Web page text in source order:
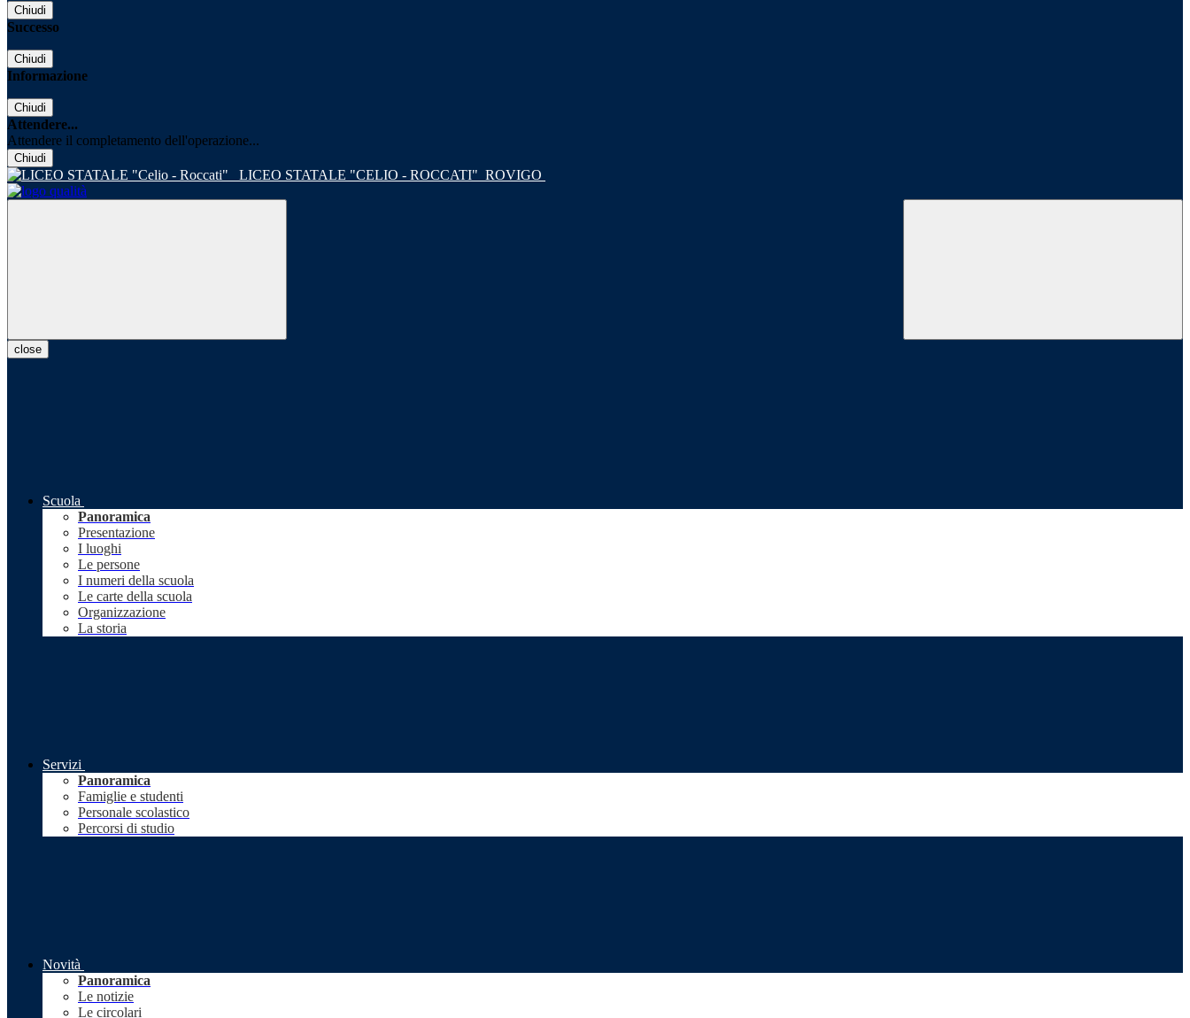
Chiudi
Successo
Chiudi
Informazione
Chiudi
Attendere...
Attendere il completamento dell'operazione...
Chiudi
LICEO STATALE "CELIO - ROCCATI" ROVIGO
close
Scuola
Panoramica
Presentazione
I luoghi
Le persone
I numeri della scuola
Le carte della scuola
Organizzazione
La storia
Servizi
Panoramica
Famiglie e studenti
Personale scolastico
Percorsi di studio
Novità
Panoramica
Le notizie
Le circolari